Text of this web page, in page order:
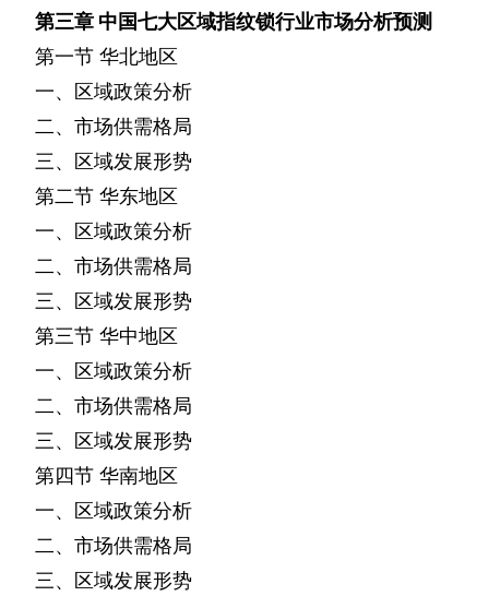
第三章 中国七大区域指纹锁行业市场分析预测
第一节 华北地区
一、区域政策分析
二、市场供需格局
三、区域发展形势
第二节 华东地区
一、区域政策分析
二、市场供需格局
三、区域发展形势
第三节 华中地区
一、区域政策分析
二、市场供需格局
三、区域发展形势
第四节 华南地区
一、区域政策分析
二、市场供需格局
三、区域发展形势